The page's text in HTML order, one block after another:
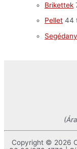
Brikettek
Pellet 44
Copyright © 2026